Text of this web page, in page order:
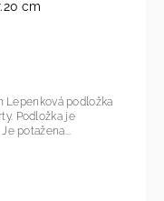
cm
je
vyrobena z kvalitního pevného materiálu. Je potažena...